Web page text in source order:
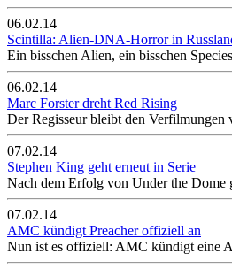
06.02.14
Scintilla: Alien-DNA-Horror in
Ein bisschen Alien, ein bisschen
06.02.14
Marc Forster dreht Red Rising
Der Regisseur bleibt den
07.02.14
Stephen King geht erneut in Serie
Nach dem Erfolg von Under the Dome
07.02.14
AMC kündigt Preacher offiziell an
Nun ist es offiziell: AMC kündigt eine